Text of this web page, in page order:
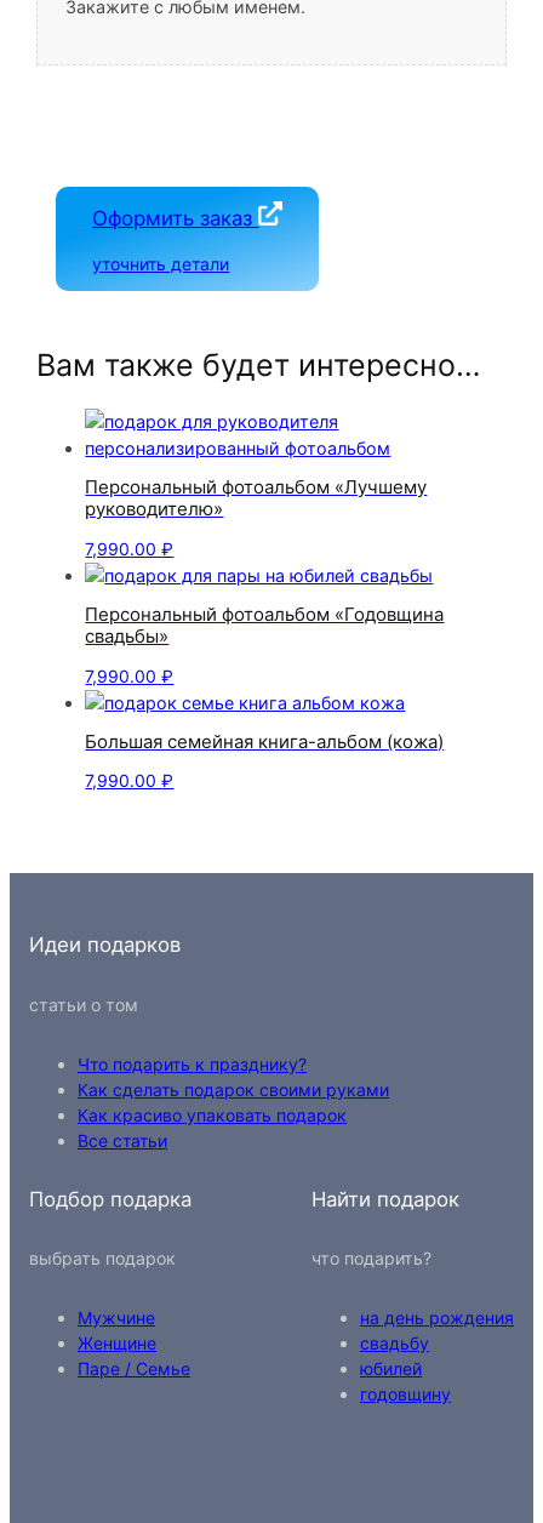
Закажите с любым именем.
Оформить заказ
уточнить детали
Вам также будет интересно…
Персональный фотоальбом «Лучшему
руководителю»
7,990.00₽
Персональный фотоальбом «Годовщина
свадьбы»
7,990.00₽
Большая семейная книга-альбом (кожа)
7,990.00₽
Идеи подарков
статьи о том
Что подарить к празднику?
Как сделать подарок своими руками
Как красиво упаковать подарок
Все статьи
Подбор подарка
выбрать подарок
Мужчине
Женщине
Паре / Семье
Найти подарок
что подарить?
на день рождения
свадьбу
юбилей
годовщину